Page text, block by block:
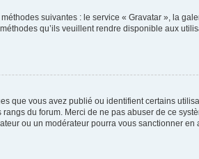
suivantes : le service « Gravatar », la
qu’ils veuillent rendre disponible aux
que vous avez publié ou identifient certains
du forum. Merci de ne pas abuser de ce
ou un modérateur pourra vous sanctionner en